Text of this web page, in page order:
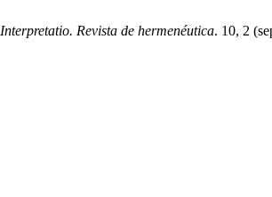
Interpretatio. Revista de hermenéutica. 10, 2